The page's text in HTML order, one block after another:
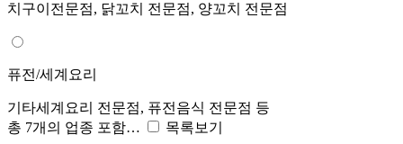
치구이전문점, 닭꼬치 전문점, 양꼬치 전문점
퓨전/세계요리
기타세계요리 전문점, 퓨전음식 전문점 등
총 7개의 업종 포함…
목록보기